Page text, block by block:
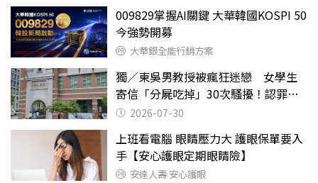
009829掌握AI關鍵 大華韓國KOSPI 50
今強勢開募
大華銀全能行銷方案
獨／東吳男教授被瘋狂迷戀 女學生
寄信「分屍吃掉」30次騷擾！認罪免
關 2026-07-30
上班看電腦 眼睛壓力大 護眼保單要入
手【安心護眼定期眼睛險】
安達人壽 安心護眼